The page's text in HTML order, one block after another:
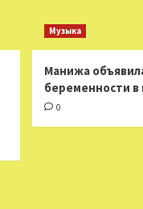
Музыка
Манижа
беременности в
0